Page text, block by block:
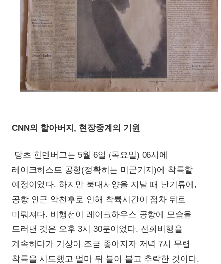
CNN의 할아버지, 현장중계의 기원
당초 힌덴버그는 5월 6일 (목요일) 06시에
레이크허스트 공항(정확히는 미군기지)에 착륙할
예정이었다. 하지만 북대서양을 지날 때 난기류에,
공항 인근 악천후로 인해 착륙시간이 점차 뒤로
미뤄져다. 비행선이 레이크하우스 공항에 모습을
드러낸 것은 오후 3시 30분이었다. 선회비행을
계속하다가 기상이 조금 좋아지자 저녁 7시 무렵
착륙을 시도했고 얼마 뒤 불이 붙고 추락한 것이다.